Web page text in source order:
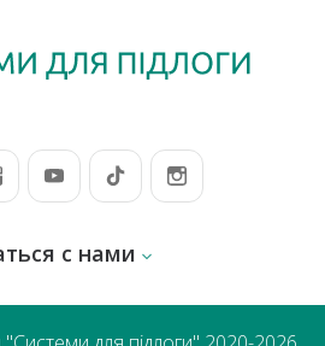
с нами